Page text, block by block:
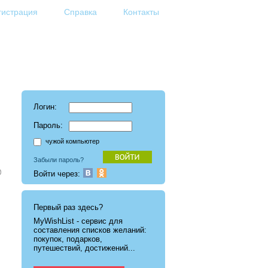
Справка Контакты
Логин:
Пароль:
чужой компьютер
Забыли пароль?
Войти через:
Первый раз здесь?
MyWishList - cервис для
составления списков желаний:
покупок, подарков,
путешествий, достижений...